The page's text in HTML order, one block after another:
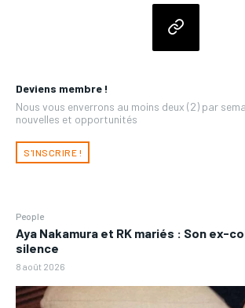
Deviens membre !
Nous vous enverrons au moins deux (2) par
nouvelles et opportunités
S'INSCRIRE !
People
Aya Nakamura et RK mariés : Son ex-
silence
8 août 2026